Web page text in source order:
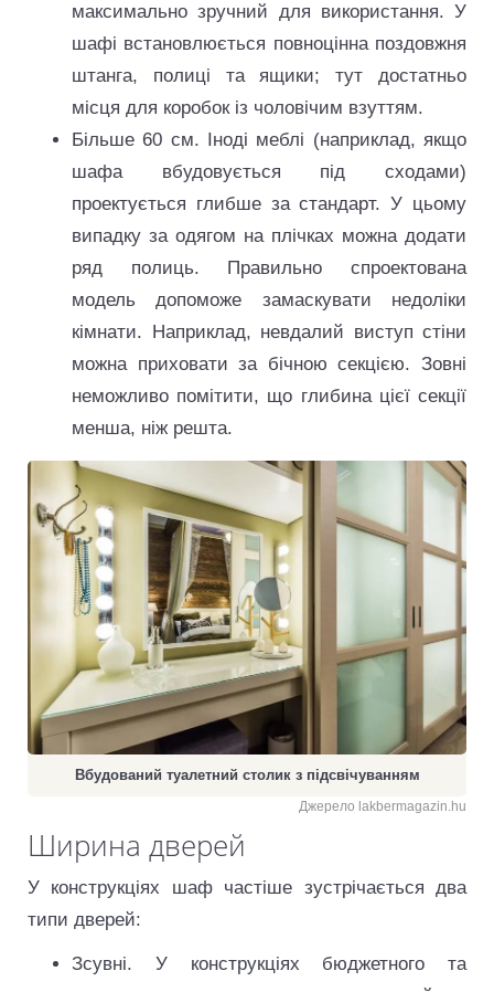
максимально зручний для використання. У
шафі встановлюється повноцінна поздовжня
штанга, полиці та ящики; тут достатньо
місця для коробок із чоловічим взуттям.
Більше 60 см. Іноді меблі (наприклад, якщо
шафа вбудовується під сходами)
проектується глибше за стандарт. У цьому
випадку за одягом на плічках можна додати
ряд полиць. Правильно спроектована
модель допоможе замаскувати недоліки
кімнати. Наприклад, невдалий виступ стіни
можна приховати за бічною секцією. Зовні
неможливо помітити, що глибина цієї секції
менша, ніж решта.
Вбудований туалетний столик з підсвічуванням
Джерело lakbermagazin.hu
Ширина дверей
У конструкціях шаф частіше зустрічається два
типи дверей:
Зсувні. У конструкціях бюджетного та